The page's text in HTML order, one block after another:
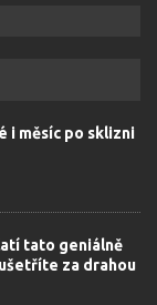
i měsíc po sklizni
tato geniálně
za drahou